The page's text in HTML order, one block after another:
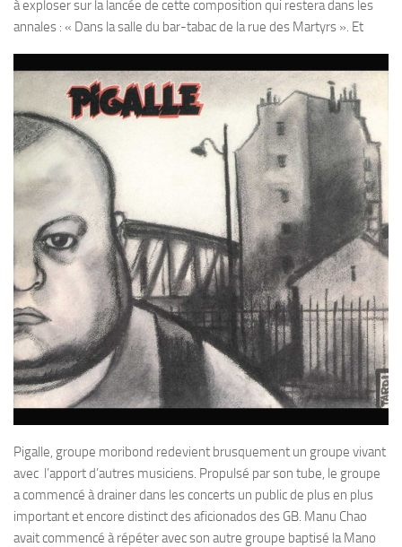
à exploser sur la lancée de cette composition qui restera dans les
annales : « Dans la salle du bar-tabac de la rue des Martyrs ». Et
Pigalle, groupe moribond redevient brusquement un groupe vivant
avec l’apport d’autres musiciens. Propulsé par son tube, le groupe
a commencé à drainer dans les concerts un public de plus en plus
important et encore distinct des aficionados des GB. Manu Chao
avait commencé à répéter avec son autre groupe baptisé la Mano